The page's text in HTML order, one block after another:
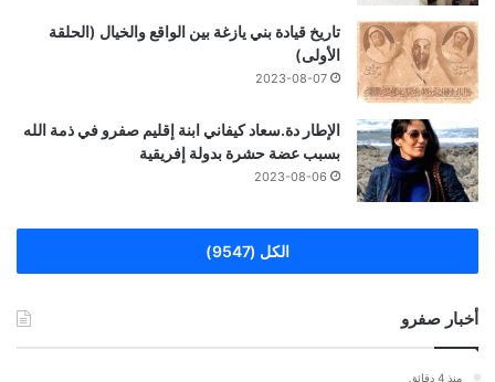
تاريخ قيادة بني يازغة بين الواقع والخيال (الحلقة
الأولى)
2023-08-07
الإطار دة.سعاد كيفاني ابنة إقليم صفرو في ذمة الله
بسبب عضة حشرة بدولة إفريقية
2023-08-06
الكل (9547)
أخبار صفرو
منذ 4 دقائق